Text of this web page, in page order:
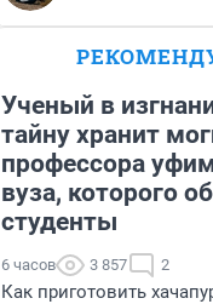
Ученый в
тайну хранит
профессора
вуза, которого
студенты
6 часов 3 857 2
Как приготовить